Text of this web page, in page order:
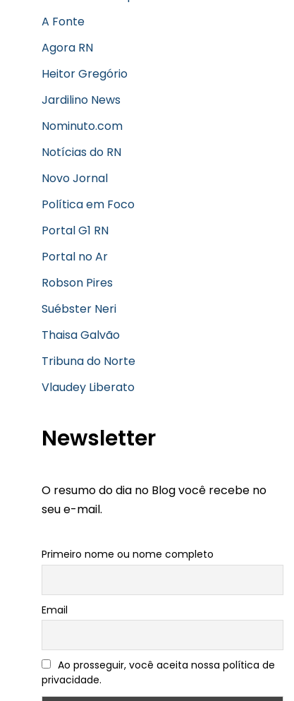
A Fonte
Agora RN
Heitor Gregório
Jardilino News
Nominuto.com
Notícias do RN
Novo Jornal
Política em Foco
Portal G1 RN
Portal no Ar
Robson Pires
Suébster Neri
Thaisa Galvão
Tribuna do Norte
Vlaudey Liberato
Newsletter
O resumo do dia no Blog você recebe no
seu e-mail.
Primeiro nome ou nome completo
Email
Ao prosseguir, você aceita nossa política de
privacidade.